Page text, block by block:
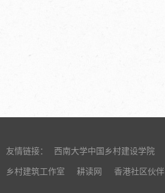
友情链接： 西南大学中国乡村建设学院
乡村建筑工作室 耕读网 香港社区伙伴